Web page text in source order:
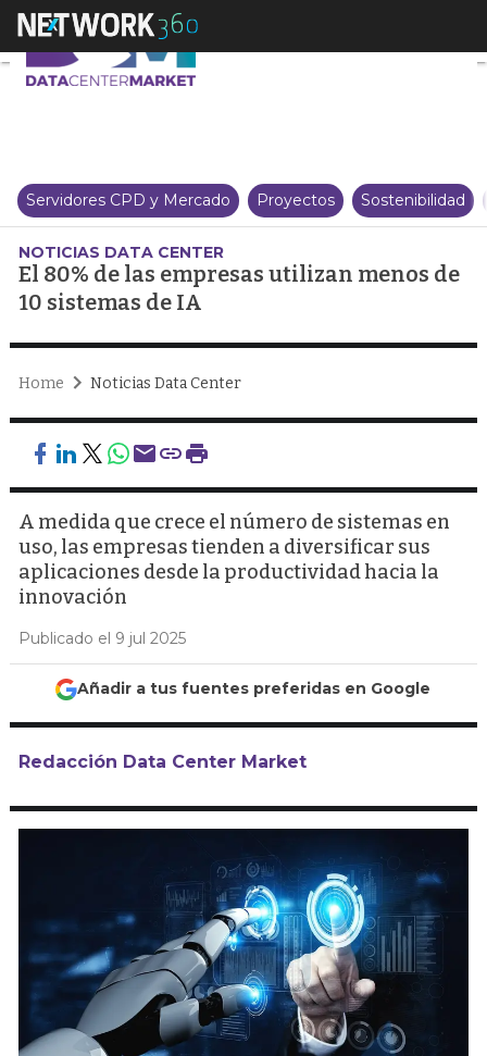
El 80% de las empresas
Servidores CPD y Mercado Proyectos Sostenibilidad
NOTICIAS DATA CENTER
El 80% de las empresas utilizan menos de
10 sistemas de IA
Home Noticias Data Center
A medida que crece el número de sistemas en
uso, las empresas tienden a diversificar sus
aplicaciones desde la productividad hacia la
innovación
Publicado el 9 jul 2025
Añadir a tus fuentes preferidas en Google
Redacción Data Center Market